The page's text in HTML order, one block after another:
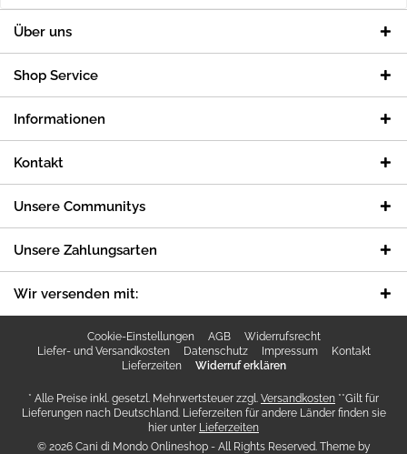
Über uns
Shop Service
Informationen
Kontakt
Unsere Communitys
Unsere Zahlungsarten
Wir versenden mit:
Cookie-Einstellungen AGB
Widerrufsrecht
Liefer- und Versandkosten
Datenschutz Impressum
Kontakt
Lieferzeiten
Widerruf erklären
* Alle Preise inkl. gesetzl. Mehrwertsteuer zzgl. Versandkosten **Gilt für
Lieferungen nach Deutschland. Lieferzeiten für andere Länder finden sie
hier unter Lieferzeiten
© 2026 Cani di Mondo Onlineshop - All Rights Reserved. Theme by